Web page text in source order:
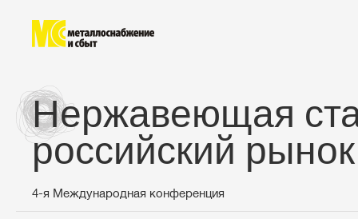
Нержавеющая
российский рынок
4-я Международная конференция